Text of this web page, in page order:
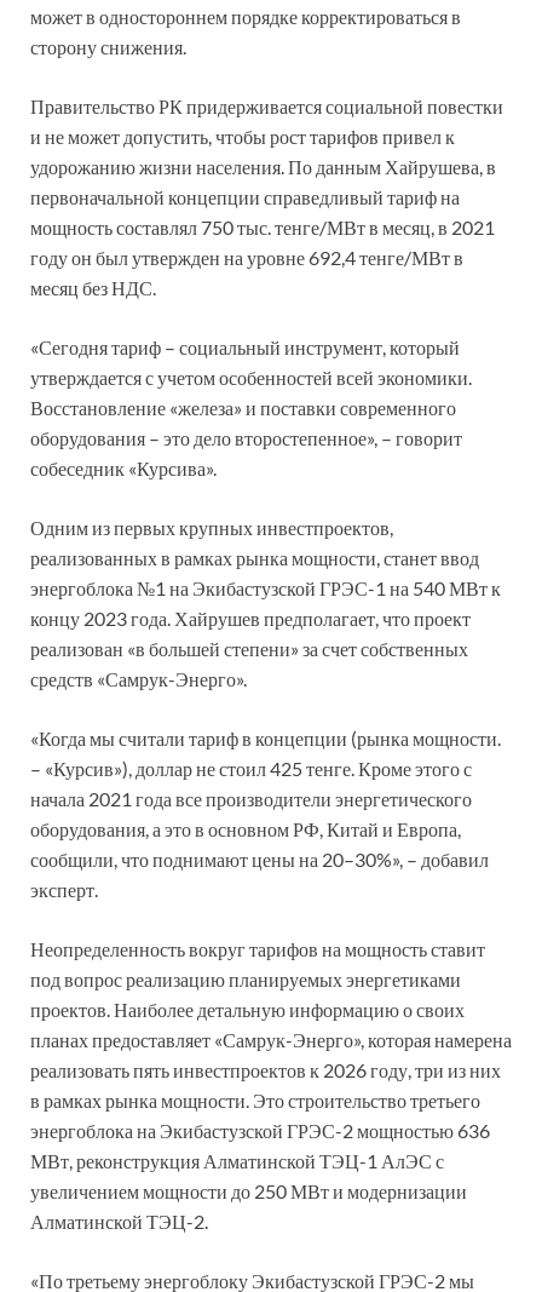
может в одностороннем порядке корректироваться в
сторону снижения.
Правительство РК придерживается социальной повестки
и не может допустить, чтобы рост тарифов привел к
удорожанию жизни населения. По данным Хайрушева, в
первоначальной концепции справедливый тариф на
мощность составлял 750 тыс. тенге/МВт в месяц, в 2021
году он был утвержден на уровне 692,4 тенге/МВт в
месяц без НДС.
«Сегодня тариф – социальный инструмент, который
утверждается с учетом особенностей всей экономики.
Восстановление «железа» и поставки современного
оборудования – это дело второстепенное», – говорит
собеседник «Курсива».
Одним из первых крупных инвестпроектов,
реализованных в рамках рынка мощности, станет ввод
энергоблока №1 на Экибас­тузской ГРЭС-1 на 540 МВт к
концу 2023 года. Хайрушев предполагает, что проект
реализован «в большей степени» за счет собственных
средств «Самрук-Энерго».
«Когда мы считали тариф в концепции (рынка мощности.
– «Курсив»), доллар не стоил 425 тенге. Кроме этого с
начала 2021 года все производители энергетического
оборудования, а это в основном РФ, Китай и Европа,
сообщили, что поднимают цены на 20–30%», – добавил
эксперт.
Неопределенность вокруг тарифов на мощность ставит
под вопрос реализацию планируемых энергетиками
проектов. Наиболее детальную информацию о своих
планах предоставляет «Самрук-Энерго», которая намерена
реализовать пять инвестпроектов к 2026 году, три из них
в рамках рынка мощности. Это строительство третьего
энергоблока на Экибастузской ГРЭС-2 мощностью 636
МВт, реконструкция Алматинской ТЭЦ-1 АлЭС с
увеличением мощности до 250 МВт и модернизации
Алматинской ТЭЦ-2.
«По третьему энергоблоку Экибастузской ГРЭС-2 мы